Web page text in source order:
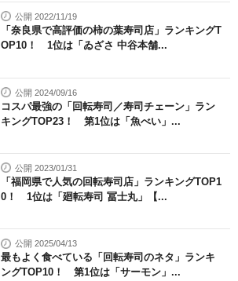
公開 2022/11/19
「奈良県で高評価の柿の葉寿司店」ランキングT
OP10！ 1位は「ゐざさ 中谷本舗...
公開 2024/09/16
コスパ最強の「回転寿司／寿司チェーン」ラン
キングTOP23！ 第1位は「魚べい」...
公開 2023/01/31
「福岡県で人気の回転寿司店」ランキングTOP1
0！ 1位は「廻転寿司 冨士丸」【...
公開 2025/04/13
最もよく食べている「回転寿司のネタ」ランキ
ングTOP10！ 第1位は「サーモン」...